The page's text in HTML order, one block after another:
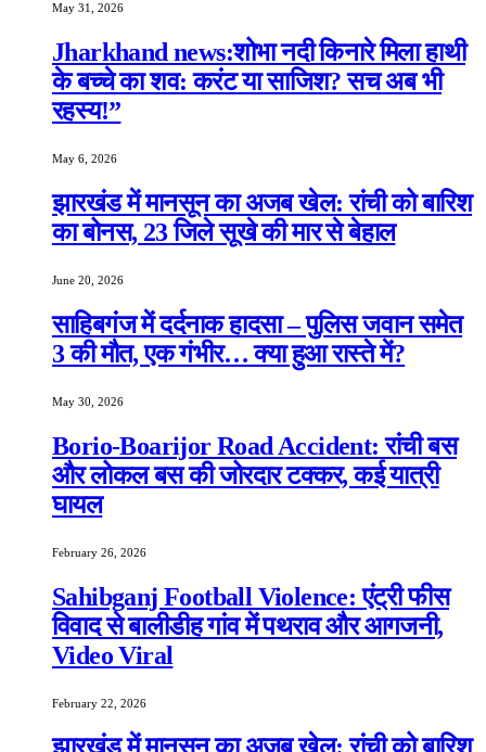
May 31, 2026
Jharkhand news:शोभा नदी किनारे मिला हाथी
के बच्चे का शव: करंट या साजिश? सच अब भी
रहस्य!”
May 6, 2026
झारखंड में मानसून का अजब खेल: रांची को बारिश
का बोनस, 23 जिले सूखे की मार से बेहाल
June 20, 2026
साहिबगंज में दर्दनाक हादसा – पुलिस जवान समेत
3 की मौत, एक गंभीर… क्या हुआ रास्ते में?
May 30, 2026
Borio-Boarijor Road Accident: रांची बस
और लोकल बस की जोरदार टक्कर, कई यात्री
घायल
February 26, 2026
Sahibganj Football Violence: एंट्री फीस
विवाद से बालीडीह गांव में पथराव और आगजनी,
Video Viral
February 22, 2026